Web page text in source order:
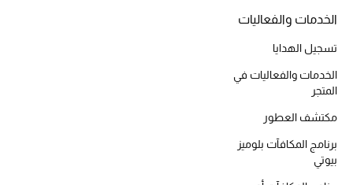
خصومات
جميع مستحضرات الجمال
الجديد في عالم الجمال
الأكثر مبيعاً
الخدمات والفعاليات
تسجيل الهدايا
الخدمات والفعاليات في
المتجر
مكتشف العطور
برنامج المكافآت بلوميز
بيوتي